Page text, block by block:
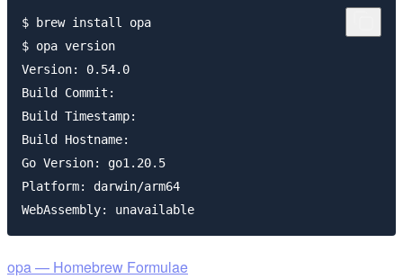
$ brew install opa
$ opa version
Version: 0.54.0
Build Commit:
Build Timestamp:
Build Hostname:
Go Version: go1.20.5
Platform: darwin/arm64
opa — Homebrew Formulae